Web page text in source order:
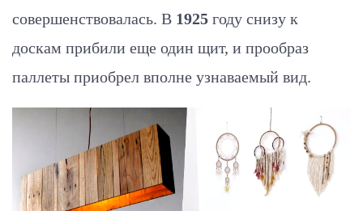
совершенствовалась. В 1925 году снизу к
доскам прибили еще один щит, и прообраз
паллеты приобрел вполне узнаваемый вид.